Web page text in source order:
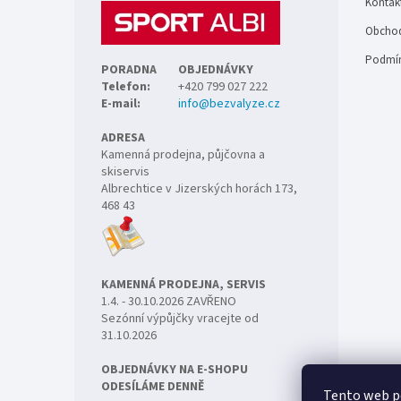
Tento web
PORADNA
OBJEDNÁVKY
Telefon:
+420 799 027 222
E-mail:
info@bezvalyze.cz
ADRESA
Kamenná prodejna, půjčovna a
skiservis
Albrechtice v Jizerských horách 173,
468 43
KAMENNÁ PRODEJNA, SERVIS
1.4. - 30.10.2026 ZAVŘENO
Sezónní výpůjčky vracejte od
31.10.2026
OBJEDNÁVKY NA E-SHOPU
ODESÍLÁME DENNĚ